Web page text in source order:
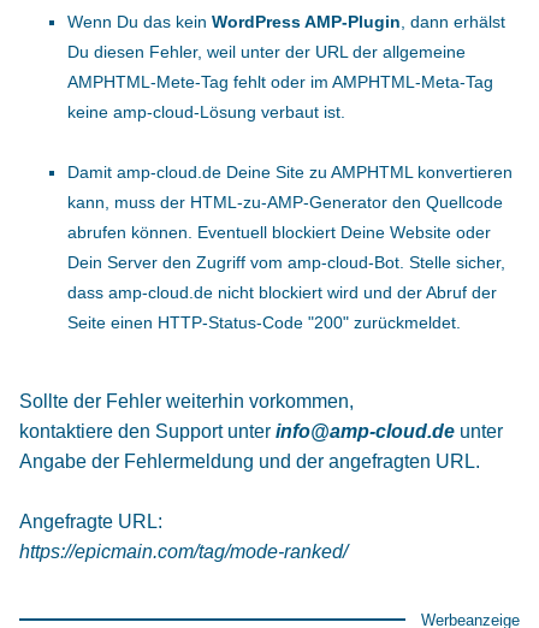
Wenn Du das kein WordPress AMP-Plugin , dann erhälst
Du diesen Fehler, weil unter der URL der allgemeine
AMPHTML-Mete-Tag fehlt oder im AMPHTML-Meta-Tag
keine amp-cloud-Lösung verbaut ist.
Damit amp-cloud.de Deine Site zu AMPHTML konvertieren
kann, muss der HTML-zu-AMP-Generator den Quellcode
abrufen können. Eventuell blockiert Deine Website oder
Dein Server den Zugriff vom amp-cloud-Bot. Stelle sicher,
dass amp-cloud.de nicht blockiert wird und der Abruf der
Seite einen HTTP-Status-Code "200" zurückmeldet.
Sollte der Fehler weiterhin vorkommen,
kontaktiere den Support unter info@amp-cloud.de unter
Angabe der Fehlermeldung und der angefragten URL.
Angefragte URL:
https://epicmain.com/tag/mode-ranked/
Werbeanzeige